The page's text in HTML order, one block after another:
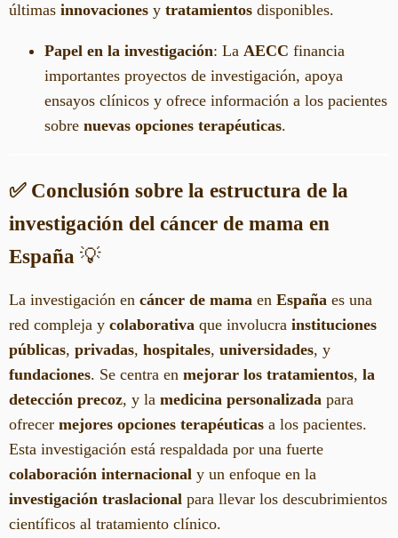
últimas innovaciones y tratamientos disponibles.
Papel en la investigación: La AECC financia
importantes proyectos de investigación, apoya
ensayos clínicos y ofrece información a los pacientes
sobre nuevas opciones terapéuticas.
✅ Conclusión sobre la estructura de la
investigación del cáncer de mama en
España 💡
La investigación en cáncer de mama en España es una
red compleja y colaborativa que involucra instituciones
públicas, privadas, hospitales, universidades, y
fundaciones. Se centra en mejorar los tratamientos, la
detección precoz, y la medicina personalizada para
ofrecer mejores opciones terapéuticas a los pacientes.
Esta investigación está respaldada por una fuerte
colaboración internacional y un enfoque en la
investigación traslacional para llevar los descubrimientos
científicos al tratamiento clínico.